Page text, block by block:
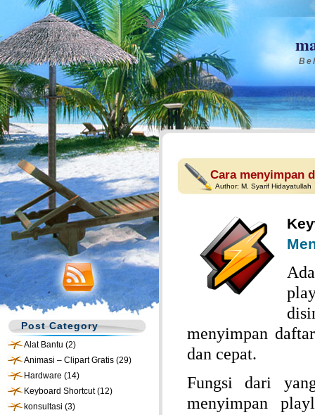
Post Category
Alat Bantu (2)
Animasi – Clipart Gratis (29)
Hardware (14)
Keyboard Shortcut(12)
konsultasi (3)
Cara menyimpan
Author: M. Syarif Hidayatullah
menyimpan
dan cepat.
Fungsi dari
menyimpan